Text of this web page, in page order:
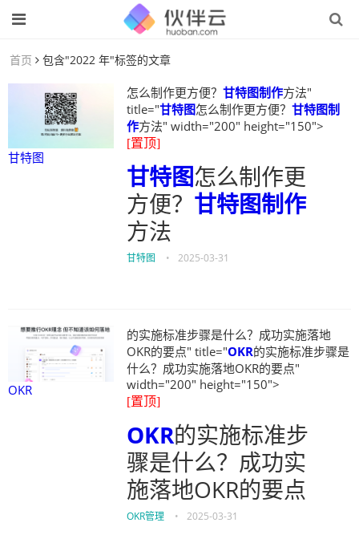
首页 包含"2022 年"标签的文章
甘特图
怎么制作更方便？ 甘特图制作方法"
title="甘特图怎么制作更方便？ 甘特图制
作方法" width="200" height="150">
[置顶]
甘特图怎么制作更
方便？ 甘特图制作
方法
甘特图 • 2025-03-31
OKR
的实施标准步骤是什么？成功实施落地
OKR的要点" title="OKR的实施标准步骤是
什么？成功实施落地OKR的要点"
width="200" height="150">
[置顶]
OKR的实施标准步
骤是什么？成功实
施落地OKR的要点
OKR管理 • 2025-03-31